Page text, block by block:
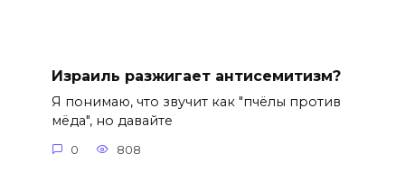
Израиль разжигает антисемитизм?
Я понимаю, что звучит как "пчёлы против
мёда", но давайте
0 808